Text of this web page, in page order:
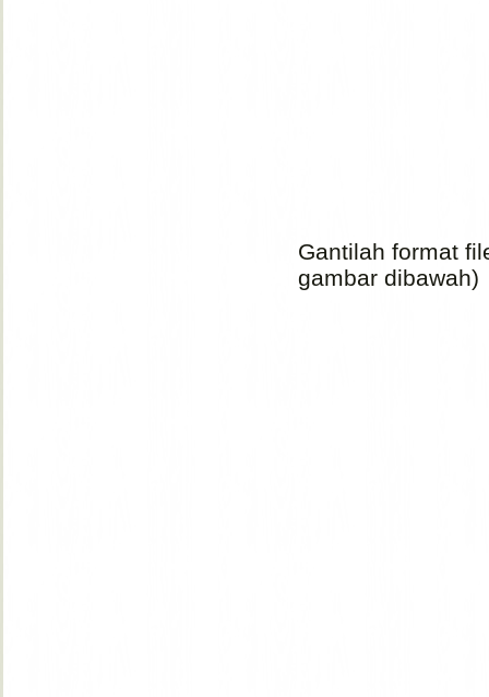
Gantilah format
gambar dibawah)